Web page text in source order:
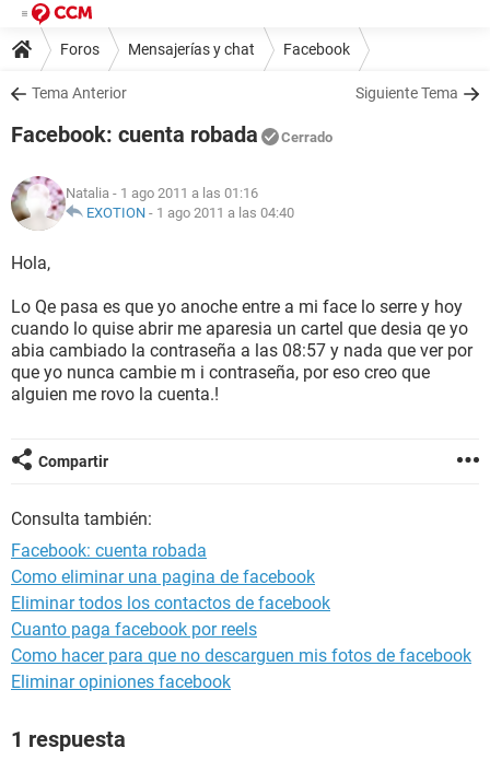
Foros Mensajerías y chat Facebook
Tema Anterior Siguiente Tema
Facebook: cuenta robada Cerrado
Natalia - 1 ago 2011 a las 01:16
EXOTION - 1 ago 2011 a las 04:40
Hola,
Lo Qe pasa es que yo anoche entre a mi face lo serre y hoy
cuando lo quise abrir me aparesia un cartel que desia qe yo
abia cambiado la contraseña a las 08:57 y nada que ver por
que yo nunca cambie m i contraseña, por eso creo que
alguien me rovo la cuenta.!
Compartir
Consulta también:
Facebook: cuenta robada
Como eliminar una pagina de facebook
Eliminar todos los contactos de facebook
Cuanto paga facebook por reels
Como hacer para que no descarguen mis fotos de facebook
Eliminar opiniones facebook
1 respuesta